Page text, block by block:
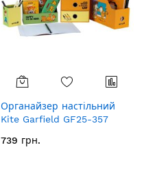
Органайзер настільний
Kite Garfield GF25-357
739 грн.